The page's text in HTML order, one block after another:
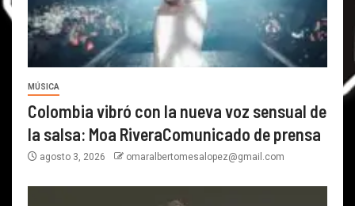
MÚSICA
Colombia vibró con la nueva voz sensual de
la salsa: Moa RiveraComunicado de prensa
agosto 3, 2026 omaralbertomesalopez@gmail.com